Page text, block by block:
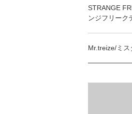
STRANGE
ンジフリーク
Mr.treize/ミ